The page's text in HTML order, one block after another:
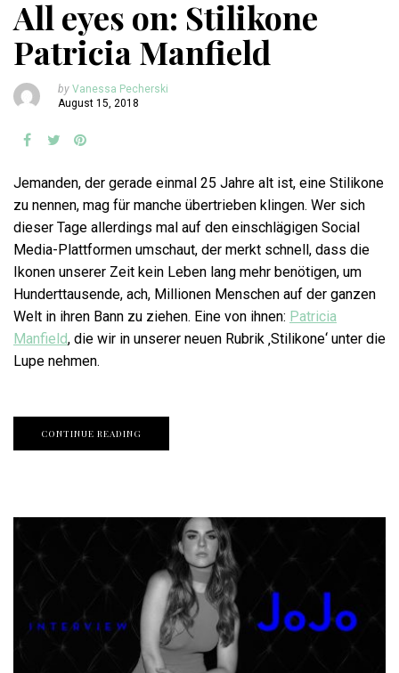
All eyes on: Stilikone
Patricia Manfield
by Vanessa Pecherski
August 15, 2018
Jemanden, der gerade einmal 25 Jahre alt ist, eine Stilikone
zu nennen, mag für manche übertrieben klingen. Wer sich
dieser Tage allerdings mal auf den einschlägigen Social
Media-Plattformen umschaut, der merkt schnell, dass die
Ikonen unserer Zeit kein Leben lang mehr benötigen, um
Hunderttausende, ach, Millionen Menschen auf der ganzen
Welt in ihren Bann zu ziehen. Eine von ihnen: Patricia
Manfield, die wir in unserer neuen Rubrik ‚Stilikone‘ unter die
Lupe nehmen.
CONTINUE READING